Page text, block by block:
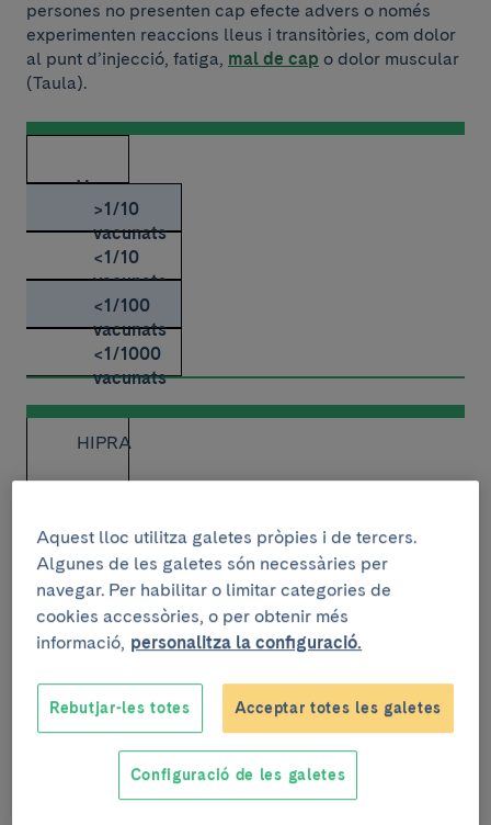
persones no presenten cap efecte advers o només
experimenten reaccions lleus i transitòries, com dolor
al punt d’injecció, fatiga, mal de cap o dolor muscular
(Taula).
Vacuna
>1/10
vacunats
<1/10
vacunats
<1/100
vacunats
<1/1000
vacunats
HIPRA
dolor al
lloc de la
mal de
cap,
cansament,
dolor
muscular
Limfadenopatia,
Aquest lloc utilitza galetes pròpies i de tercers.
Algunes de les galetes són necessàries per
navegar. Per habilitar o limitar categories de
cookies accessòries, o per obtenir més
informació, personalitza la configuració.
Rebutjar-les totes Acceptar totes les galetes
Configuració de les galetes